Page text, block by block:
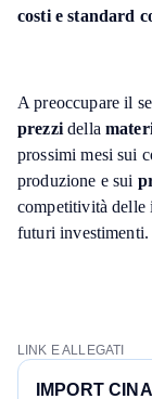
costi e standard
A preoccupare il
prezzidella
prossimi mesi sui
produzione e sui
competitività delle
futuri investimenti.
LINK E ALLEGATI
IMPORT CINA